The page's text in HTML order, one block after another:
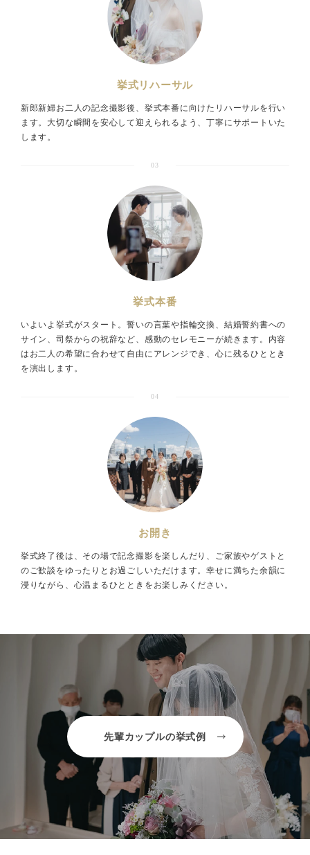
挙式リハーサル
新郎新婦お二人の記念撮影後、挙式本番に向けたリハーサルを行い
ます。大切な瞬間を安心して迎えられるよう、丁寧にサポートいた
します。
03
挙式本番
いよいよ挙式がスタート。誓いの言葉や指輪交換、結婚誓約書への
サイン、司祭からの祝辞など、感動のセレモニーが続きます。内容
はお二人の希望に合わせて自由にアレンジでき、心に残るひととき
を演出します。
04
お開き
挙式終了後は、その場で記念撮影を楽しんだり、ご家族やゲストと
のご歓談をゆったりとお過ごしいただけます。幸せに満ちた余韻に
浸りながら、心温まるひとときをお楽しみください。
先輩カップルの挙式例